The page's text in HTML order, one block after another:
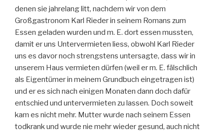
denen sie jahrelang litt, nachdem wir von dem
Großgastronom Karl Rieder in seinem Romans zum
Essen geladen wurden und m. E. dort essen mussten,
damit er uns Untervermieten liess, obwohl Karl Rieder
uns es davor noch strengstens untersagte, dass wir in
unserem Haus vermieten dürfen (weil er m. E. fälschlich
als Eigentümer in meinem Grundbuch eingetragen ist)
und er es sich nach einigen Monaten dann doch dafür
entschied und untervermieten zu lassen. Doch soweit
kam es nicht mehr. Mutter wurde nach seinem Essen
todkrank und wurde nie mehr wieder gesund, auch nicht